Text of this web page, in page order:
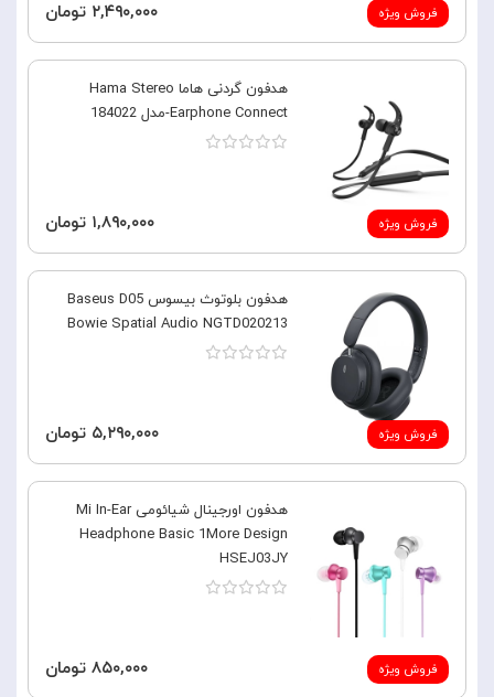
فروش ویژه ۲,۴۹۰,۰۰۰ تومان
فروش ویژه
هدفون گردنی هاما Hama Stereo
Earphone Connect-مدل 184022
۱,۸۹۰,۰۰۰ تومان
فروش ویژه
هدفون بلوتوث بیسوس Baseus D05
Bowie Spatial Audio NGTD020213
۵,۲۹۰,۰۰۰ تومان
فروش ویژه
هدفون اورجینال شیائومی Mi In-Ear
Headphone Basic 1More Design
HSEJ03JY
۸۵۰,۰۰۰ تومان